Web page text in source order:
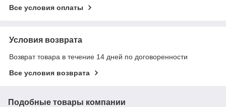
Все условия оплаты
Условия возврата
Возврат товара в течение 14 дней по договоренности
Все условия возврата
Подобные товары компании